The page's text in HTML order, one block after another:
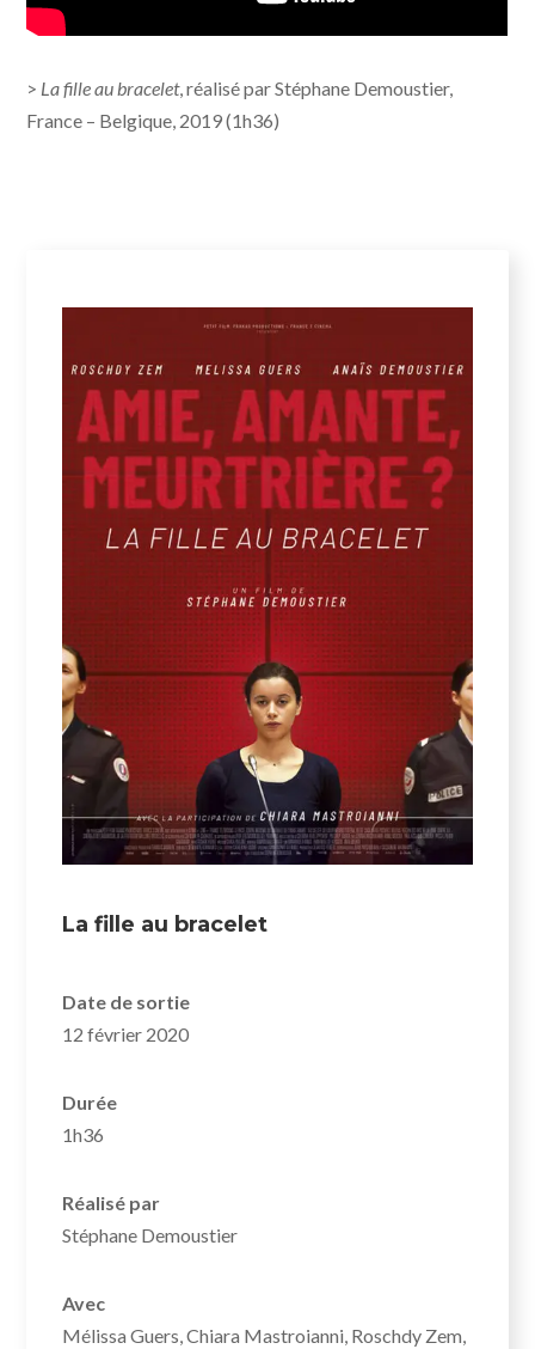
> La fille au bracelet, réalisé par Stéphane Demoustier,
France – Belgique, 2019 (1h36)
La fille au bracelet
Date de sortie
12 février 2020
Durée
1h36
Réalisé par
Stéphane Demoustier
Avec
Mélissa Guers, Chiara Mastroianni, Roschdy Zem,